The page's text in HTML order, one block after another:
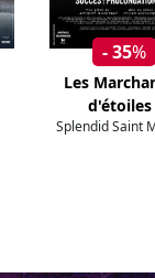
- 35%
Les
d'étoiles
Splendid Saint